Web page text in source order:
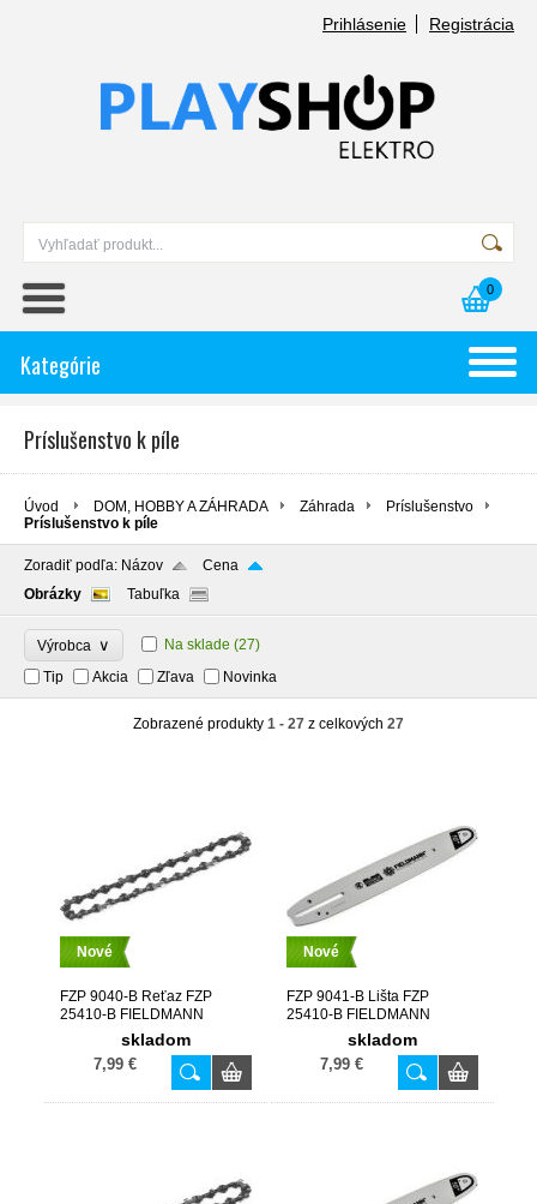
Prihlásenie Registrácia
0
Kategórie
Príslušenstvo k píle
Úvod DOM, HOBBY A ZÁHRADA Záhrada
Príslušenstvo
Príslušenstvo k píle
Zoradiť podľa: Názov
Cena
Obrázky
Tabuľka
Výrobca ∨ Na sklade (27)
Tip
Akcia Zľava Novinka
Zobrazené produkty 1 - 27 z celkových 27
Nové
FZP 9040-B Reťaz FZP
25410-B FIELDMANN
skladom
7,99 €
Nové
FZP 9041-B Lišta FZP
25410-B FIELDMANN
skladom
7,99 €